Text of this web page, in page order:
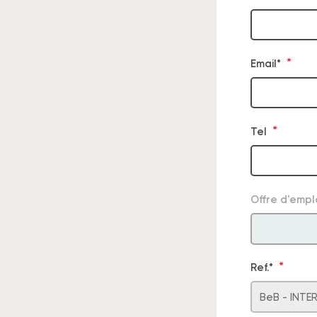
Email*
Tel
Offre
Ref.*